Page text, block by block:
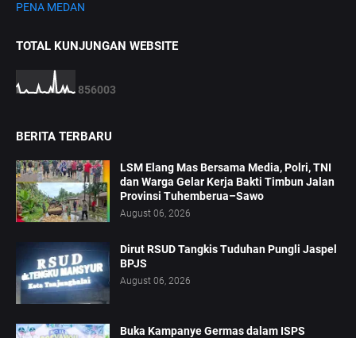
PENA MEDAN
TOTAL KUNJUNGAN WEBSITE
856003
BERITA TERBARU
LSM Elang Mas Bersama Media, Polri, TNI
dan Warga Gelar Kerja Bakti Timbun Jalan
Provinsi Tuhemberua–Sawo
August 06, 2026
Dirut RSUD Tangkis Tuduhan Pungli Jaspel
BPJS
August 06, 2026
Buka Kampanye Germas dalam ISPS